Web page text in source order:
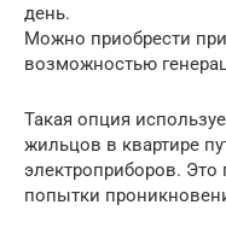
день.
Можно приобрести
возможностью
Такая опция
жильцов в квартире
электроприборов. Это
попытки